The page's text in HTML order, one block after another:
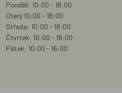
Pondělí: 10:00 - 18:00
Úterý 10:00 - 18:00
Středa: 10:00 - 18:00
Čtvrtek: 10:00 - 18:00
Pátek: 10:00 - 16:00